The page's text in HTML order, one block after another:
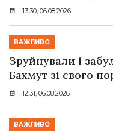
13:30, 06.08.2026
ВАЖЛИВО
Зруйнували і
Бахмут зі свого
12:31, 06.08.2026
ВАЖЛИВО